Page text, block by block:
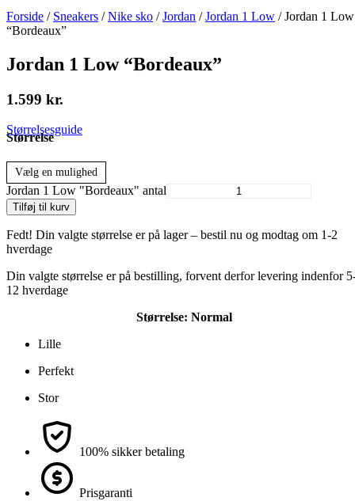
Forside / Sneakers /Nike sko /Jordan /Jordan 1 Low / Jordan 1 Low
“Bordeaux”
Jordan 1 Low “Bordeaux”
1.599 kr.
Størrelsesguide
Størrelse
Vælg en mulighed
Jordan 1 Low "Bordeaux" antal
Tilføj til kurv
Fedt! Din valgte størrelse er på lager – bestil nu og modtag om 1-2
hverdage
Din valgte størrelse er på bestilling, forvent derfor levering indenfor
12 hverdage
Størrelse: Normal
Lille
Perfekt
Stor
100% sikker betaling
Prisgaranti